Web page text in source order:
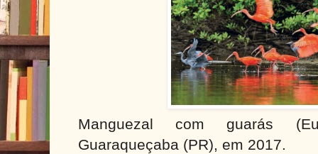
Manguezal com guarás
Guaraqueçaba (PR), em 2017.